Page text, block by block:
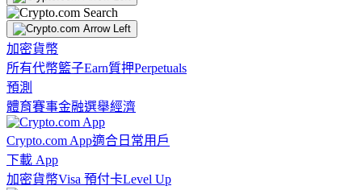
加密貨幣
所有代幣籃子Earn質押Perpetuals
預測
體育賽事金融選舉經濟
Crypto.com App適合日常用戶
下載 App
加密貨幣Visa 預付卡Level Up